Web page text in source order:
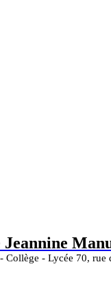
Jeannine
Collège - Lycée 70, rue